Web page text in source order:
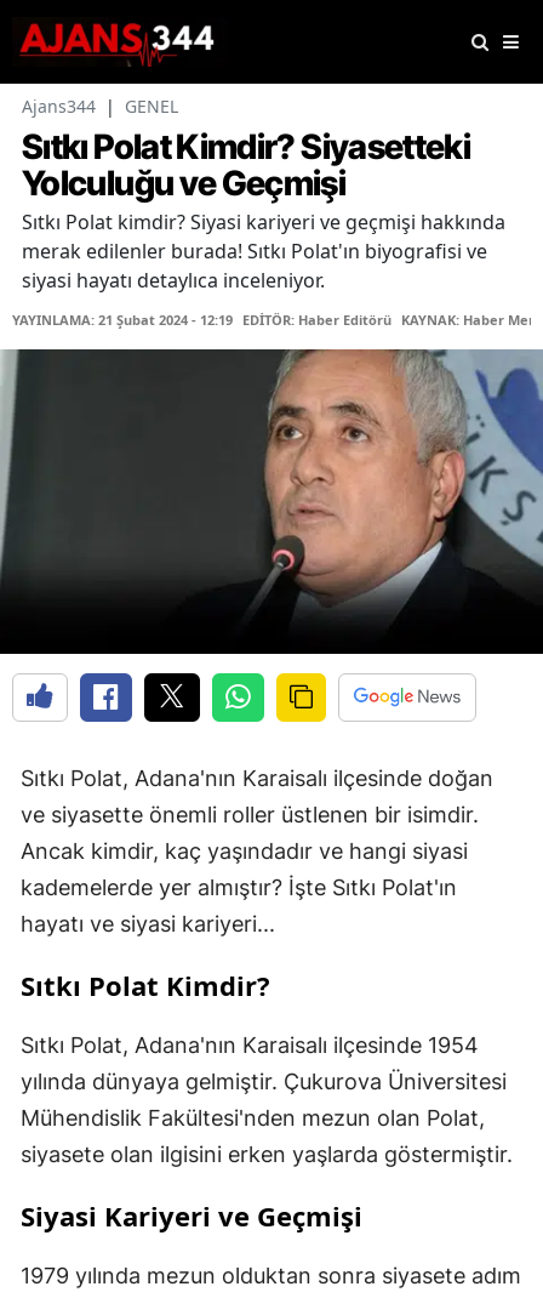
Ajans344 | GENEL
Sıtkı Polat Kimdir? Siyasetteki
Yolculuğu ve Geçmişi
Sıtkı Polat kimdir? Siyasi kariyeri ve geçmişi hakkında
merak edilenler burada! Sıtkı Polat'ın biyografisi ve
siyasi hayatı detaylıca inceleniyor.
YAYINLAMA: 21 Şubat 2024 - 12:19 EDİTÖR: Haber Editörü KAYNAK: Haber
Sıtkı Polat, Adana'nın Karaisalı ilçesinde doğan
ve siyasette önemli roller üstlenen bir isimdir.
Ancak kimdir, kaç yaşındadır ve hangi siyasi
kademelerde yer almıştır? İşte Sıtkı Polat'ın
hayatı ve siyasi kariyeri...
Sıtkı Polat Kimdir?
Sıtkı Polat, Adana'nın Karaisalı ilçesinde 1954
yılında dünyaya gelmiştir. Çukurova Üniversitesi
Mühendislik Fakültesi'nden mezun olan Polat,
siyasete olan ilgisini erken yaşlarda göstermiştir.
Siyasi Kariyeri ve Geçmişi
1979 yılında mezun olduktan sonra siyasete adım